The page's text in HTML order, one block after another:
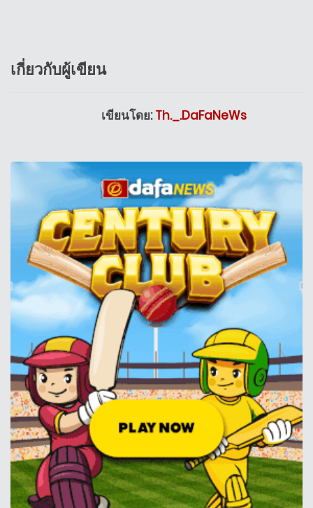
เกี่ยวกับผู้เขียน
เขียนโดย:Th._.DaFaNeWs